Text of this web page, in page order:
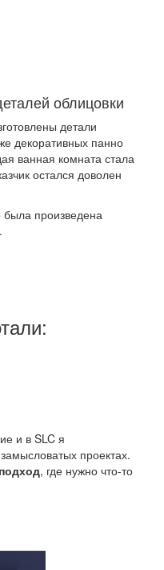
облицовки
детали
декоративных панно
ванная комната стала
остался доволен
была произведена
.
и в SLC я
проектах.
, где нужно что-то